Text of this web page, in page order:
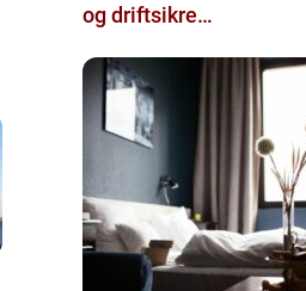
og driftsikre